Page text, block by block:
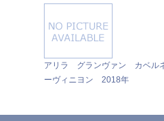
アリラ グランヴァン カベル
ーヴィニヨン 2018年